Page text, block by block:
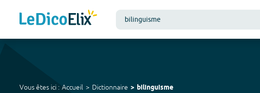
Vous êtes ici : Accueil Dictionnaire bilinguisme